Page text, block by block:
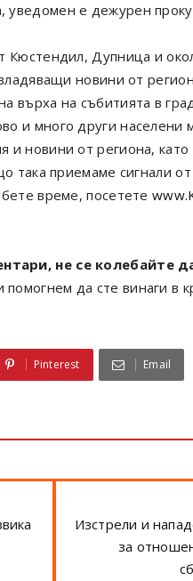
уведомен е дежурен
Кюстендил, Дупница и
новини от
върха на събитията в
и много други населени
и новини от региона,
така приемаме сигнали
време, посетете
не се колебайте
помогнем да сте винаги в
Pinterest Email
Изстрели и
за